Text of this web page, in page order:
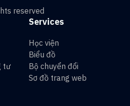
reserved
Services
Học viện
Biểu đồ
Bộ chuyển đổi
Sơ đồ trang web
tư